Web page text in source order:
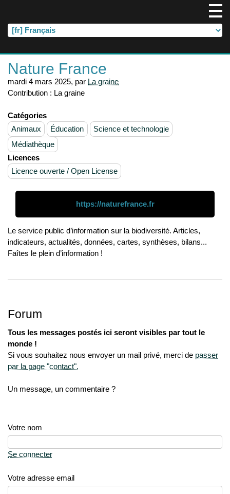
Nature France
mardi 4 mars 2025, par La graine
Contribution : La graine
Catégories
Animaux
Éducation
Science et technologie
Médiathèque
Licences
Licence ouverte / Open License
https://naturefrance.fr
Le service public d’information sur la biodiversité. Articles,
indicateurs, actualités, données, cartes, synthèses, bilans...
Faîtes le plein d’information !
Forum
Tous les messages postés ici seront visibles par tout le
monde !
Si vous souhaitez nous envoyer un mail privé, merci de passer
par la page "contact".
Un message, un commentaire ?
Votre nom
Se connecter
Votre adresse email